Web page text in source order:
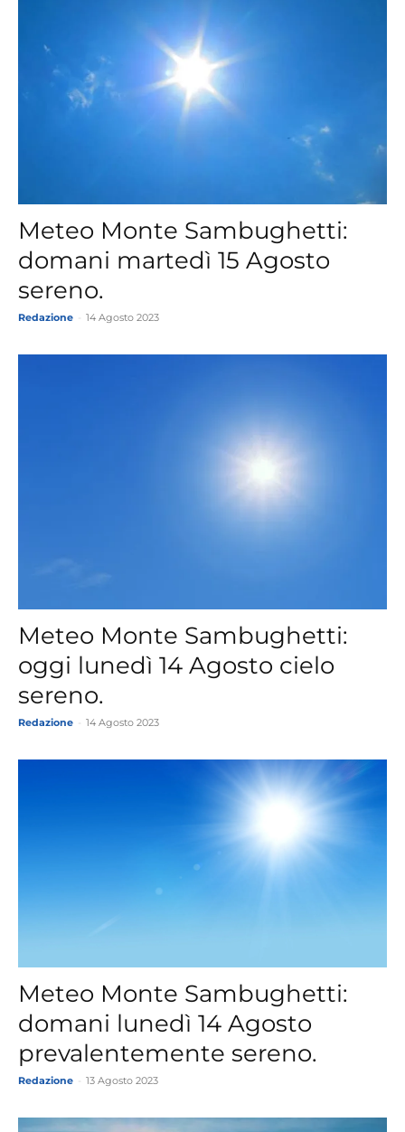
Meteo Monte Sambughetti:
domani martedì 15 Agosto
sereno.
Redazione 14 Agosto 2023
Meteo Monte Sambughetti:
oggi lunedì 14 Agosto cielo
sereno.
Redazione 14 Agosto 2023
Meteo Monte Sambughetti:
domani lunedì 14 Agosto
prevalentemente sereno.
Redazione 13 Agosto 2023